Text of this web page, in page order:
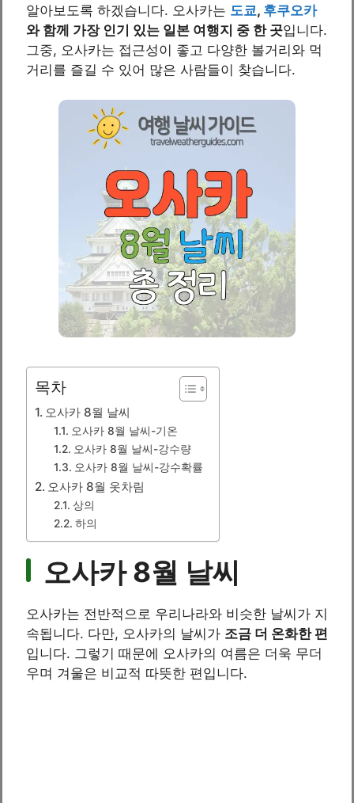
알아보도록 하겠습니다. 오사카는 도쿄, 후쿠오카
와 함께 가장 인기 있는 일본 여행지 중 한 곳입니다.
그중, 오사카는 접근성이 좋고 다양한 볼거리와 먹
거리를 즐길 수 있어 많은 사람들이 찾습니다.
목차
오사카 8월 날씨
오사카 8월 날씨-기온
오사카 8월 날씨-강수량
오사카 8월 날씨-강수확률
오사카 8월 옷차림
상의
하의
오사카 8월 날씨
오사카는 전반적으로 우리나라와 비슷한 날씨가 지
속됩니다. 다만, 오사카의 날씨가 조금 더 온화한 편
입니다. 그렇기 때문에 오사카의 여름은 더욱 무더
우며 겨울은 비교적 따뜻한 편입니다.